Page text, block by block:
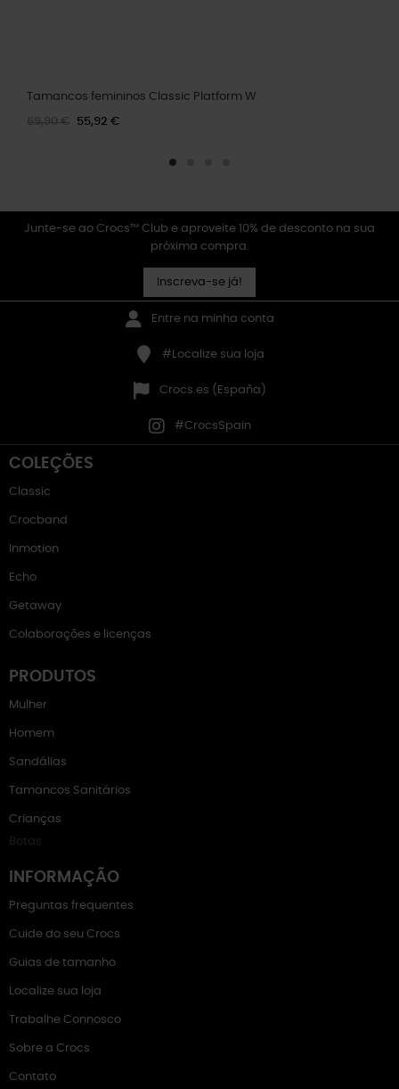
Tamancos femininos Classic Platform W
69,90 € 55,92 €
Junte-se ao Crocs™ Club e aproveite 10% de desconto na sua
próxima compra.
Inscreva-se já!
Entre na minha conta
#Localize sua loja
Crocs.es (España)
#CrocsSpain
COLEÇÕES
Classic
Crocband
Inmotion
Echo
Getaway
Colaborações e licenças
PRODUTOS
Mulher
Homem
Sandálias
Tamancos Sanitários
Crianças
Botas
INFORMAÇÃO
Preguntas frequentes
Cuide do seu Crocs
Guias de tamanho
Localize sua loja
Trabalhe Connosco
Sobre a Crocs
Contato